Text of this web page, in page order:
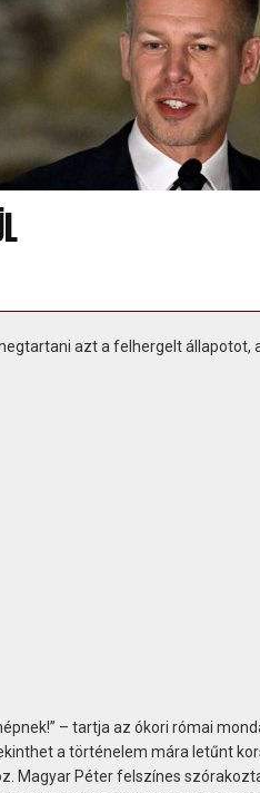
azt a felhergelt
– tartja az ókori római
a történelem mára letűnt
Magyar Péter felszínes